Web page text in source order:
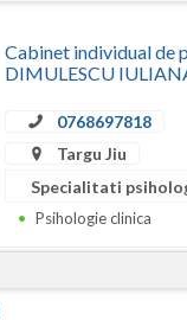
Cabinet individual de
DIMULESCU
0768697818
Targu Jiu
Specialitati
Psihologie clinica